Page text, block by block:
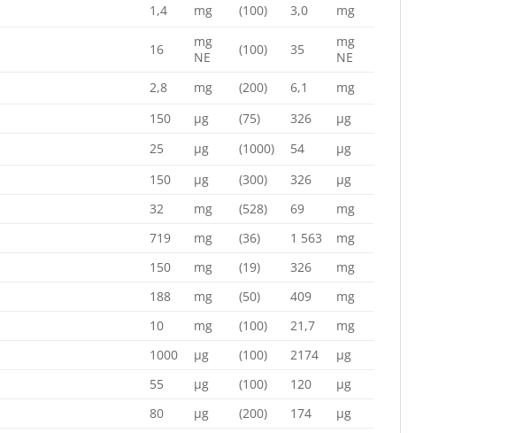
1,4 mg (100) 3,0 mg
16
mg
NE
(100) 35
mg
NE
2,8 mg (200) 6,1
mg
150 µg (75) 326
µg
25 µg (1000) 54
µg
150 µg (300) 326
µg
32 mg (528) 69
mg
719 mg (36) 1 563
mg
150 mg (19) 326
mg
188 mg (50) 409
mg
10 mg (100) 21,7
mg
1000 µg (100) 2174
µg
55 µg (100) 120
µg
80 µg (200) 174
µg